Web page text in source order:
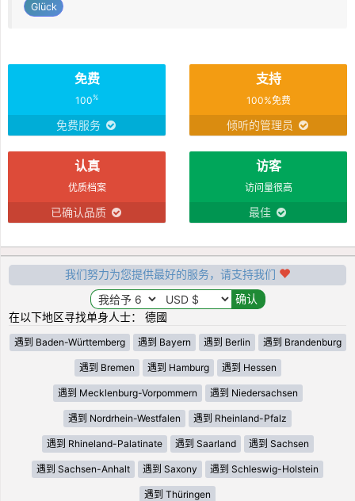
Glück
免费
100%
免费服务
支持
100%免费
倾听的管理员
认真
优质档案
已确认品质
访客
访问量很高
最佳
我们努力为您提供最好的服务，请支持我们
在以下地区寻找单身人士： 德國
遇到 Baden-Württemberg 遇到 Bayern 遇到 Berlin 遇到 Brandenburg
遇到 Bremen 遇到 Hamburg 遇到 Hessen
遇到 Mecklenburg-Vorpommern 遇到 Niedersachsen
遇到 Nordrhein-Westfalen 遇到 Rheinland-Pfalz
遇到 Rhineland-Palatinate 遇到 Saarland 遇到 Sachsen
遇到 Sachsen-Anhalt 遇到 Saxony 遇到 Schleswig-Holstein
遇到 Thüringen